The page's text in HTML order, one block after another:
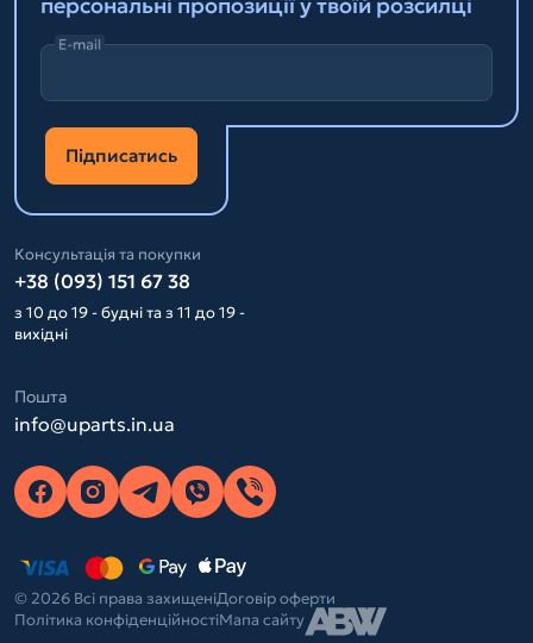
E-mail
Підписатись
Консультація та покупки
+38 (093) 151 67 38
з 10 до 19 - будні та з 11 до 19 -
вихідні
Пошта
info@uparts.in.ua
© 2026 Всі права захищеніДоговір оферти
Політика конфіденційностіМапа сайту